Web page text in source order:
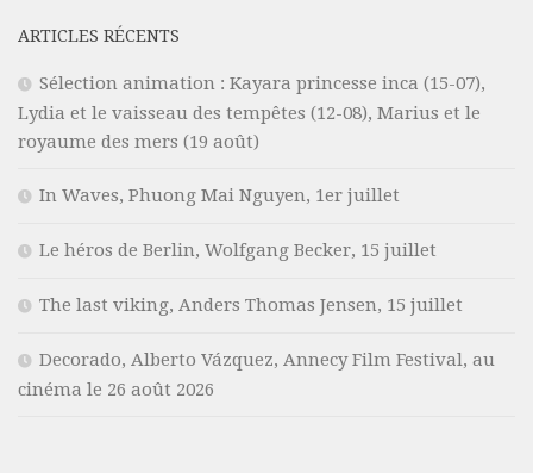
ARTICLES RÉCENTS
Sélection animation : Kayara princesse inca (15-07),
Lydia et le vaisseau des tempêtes (12-08), Marius et le
royaume des mers (19 août)
In Waves, Phuong Mai Nguyen, 1er juillet
Le héros de Berlin, Wolfgang Becker, 15 juillet
The last viking, Anders Thomas Jensen, 15 juillet
Decorado, Alberto Vázquez, Annecy Film Festival, au
cinéma le 26 août 2026